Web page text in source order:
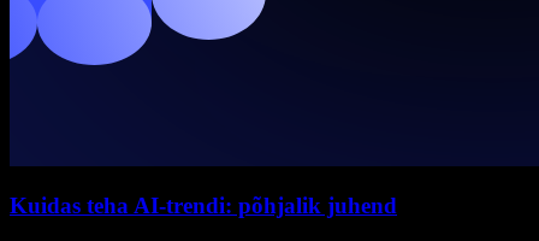
Kuidas teha AI-trendi: põhjalik juhend